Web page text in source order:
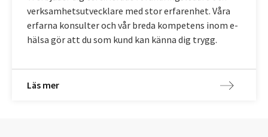
verksamhetsutvecklare med stor erfarenhet. Våra
erfarna konsulter och vår breda kompetens inom e-
hälsa gör att du som kund kan känna dig trygg.
Läs mer